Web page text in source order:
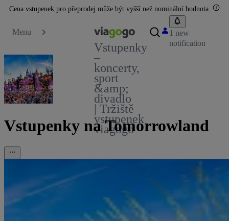
Cena vstupenek pro přeprodej může být vyšší než nominální hodnota.
Menu
Vstupenky
–
koncerty,
sport
&amp;
divadlo
| Tržiště
vstupenek
viagogo
1 new
notification
Vstupenky na Tomorrowland